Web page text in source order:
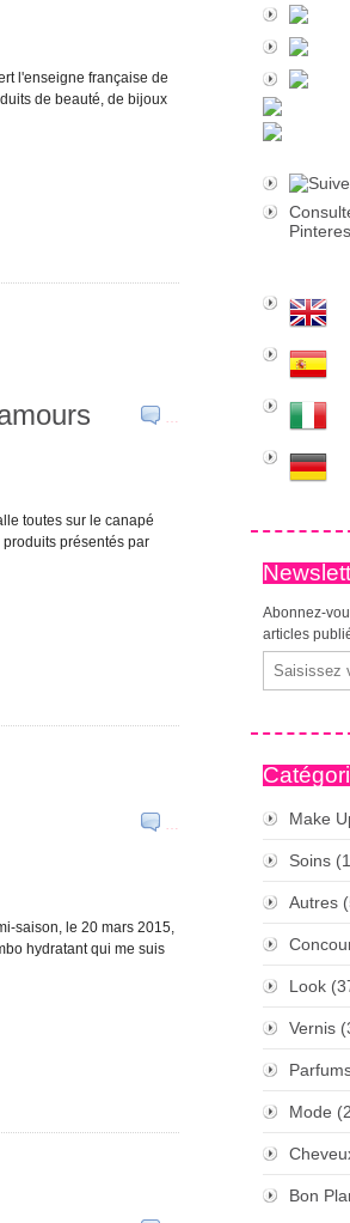
l'enseigne française de
de beauté, de bijoux
…
toutes sur le canapé
présentés par
…
saison, le 20 mars 2015,
hydratant qui me suis
Abonnez-
articles
Email
Make
Soins
Autres
Look
Vernis
Mode
Bon